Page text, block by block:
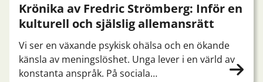
Krönika av Fredric Strömberg: Inför en
kulturell och själslig allemansrätt
Vi ser en växande psykisk ohälsa och en ökande
känsla av meningslöshet. Unga lever i en värld av
konstanta anspråk. På sociala…